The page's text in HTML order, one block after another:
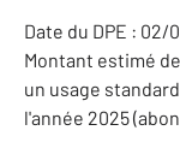
Date du DPE : 02/
Montant estimé
un usage
l'année 2025